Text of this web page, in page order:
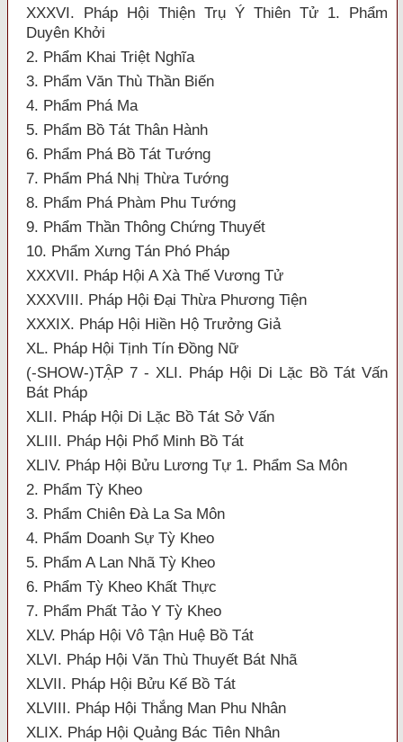
XXXVI. Pháp Hội Thiện Trụ Ý Thiên Tử 1. Phẩm
Duyên Khởi
2. Phẩm Khai Triệt Nghĩa
3. Phẩm Văn Thù Thần Biến
4. Phẩm Phá Ma
5. Phẩm Bồ Tát Thân Hành
6. Phẩm Phá Bồ Tát Tướng
7. Phẩm Phá Nhị Thừa Tướng
8. Phẩm Phá Phàm Phu Tướng
9. Phẩm Thần Thông Chứng Thuyết
10. Phẩm Xưng Tán Phó Pháp
XXXVII. Pháp Hội A Xà Thế Vương Tử
XXXVIII. Pháp Hội Đại Thừa Phương Tiện
XXXIX. Pháp Hội Hiền Hộ Trưởng Giả
XL. Pháp Hội Tịnh Tín Đồng Nữ
(-SHOW-)TẬP 7 - XLI. Pháp Hội Di Lặc Bồ Tát Vấn
Bát Pháp
XLII. Pháp Hội Di Lặc Bồ Tát Sở Vấn
XLIII. Pháp Hội Phổ Minh Bồ Tát
XLIV. Pháp Hội Bửu Lương Tự 1. Phẩm Sa Môn
2. Phẩm Tỳ Kheo
3. Phẩm Chiên Đà La Sa Môn
4. Phẩm Doanh Sự Tỳ Kheo
5. Phẩm A Lan Nhã Tỳ Kheo
6. Phẩm Tỳ Kheo Khất Thực
7. Phẩm Phất Tảo Y Tỳ Kheo
XLV. Pháp Hội Vô Tận Huệ Bồ Tát
XLVI. Pháp Hội Văn Thù Thuyết Bát Nhã
XLVII. Pháp Hội Bửu Kế Bồ Tát
XLVIII. Pháp Hội Thắng Man Phu Nhân
XLIX. Pháp Hội Quảng Bác Tiên Nhân